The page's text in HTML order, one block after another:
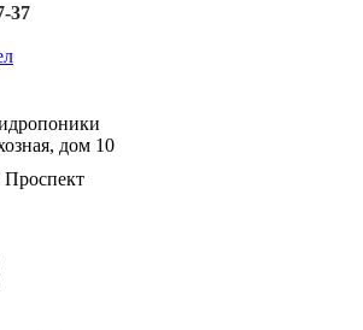
37
дом 10